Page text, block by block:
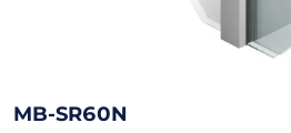
MB-SR60N